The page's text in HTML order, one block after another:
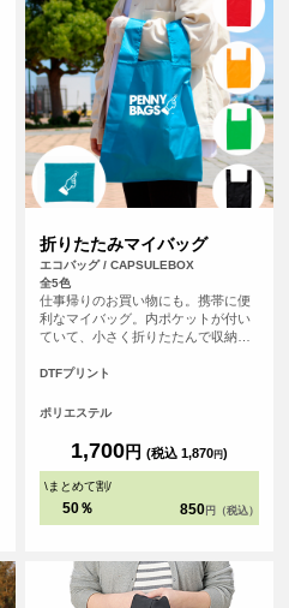
折りたたみマイバッグ
エコバッグ / CAPSULEBOX
全5色
仕事帰りのお買い物にも。携帯に便
利なマイバッグ。内ポケットが付い
ていて、小さく折りたたんで収納す
DTFプリント
ポリエステル
1,700円 (税込 1,870円)
\まとめて割/
50％ 850 円（税込）